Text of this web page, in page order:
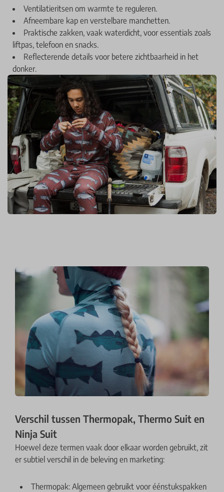
Ventilatieritsen om warmte te reguleren.
Afneembare kap en verstelbare manchetten.
Praktische zakken, vaak waterdicht, voor essentials zoals
liftpas, telefoon en snacks.
Reflecterende details voor betere zichtbaarheid in het
donker.
Verschil tussen Thermopak, Thermo Suit en
Ninja Suit
Hoewel deze termen vaak door elkaar worden gebruikt, zit
er subtiel verschil in de beleving en marketing:
Thermopak: Algemeen gebruikt voor éénstukspakken